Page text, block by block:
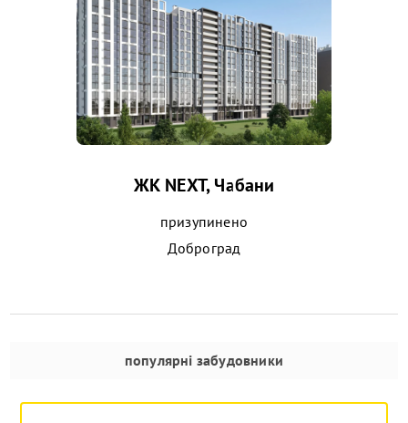
ЖК NEXT, Чабани
призупинено
Доброград
популярні забудовники